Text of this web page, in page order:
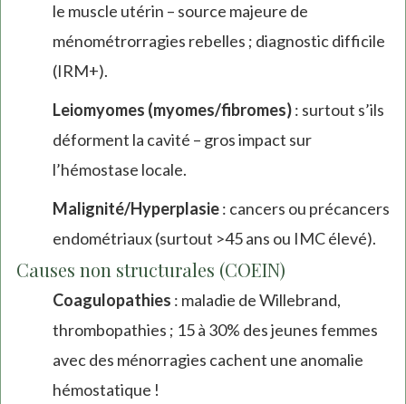
le muscle utérin – source majeure de
ménométrorragies rebelles ; diagnostic difficile
(IRM+).
Leiomyomes (myomes/fibromes): surtout s’ils
déforment la cavité – gros impact sur
l’hémostase locale.
Malignité/Hyperplasie: cancers ou précancers
endométriaux (surtout >45 ans ou IMC élevé).
Causes non structurales (COEIN)
Coagulopathies : maladie de Willebrand,
thrombopathies ; 15 à 30% des jeunes femmes
avec des ménorragies cachent une anomalie
hémostatique !